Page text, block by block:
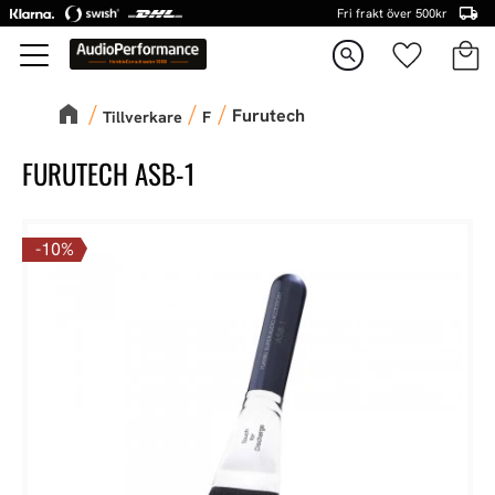
Meny
Fri frakt över 500kr
search Favoriter
Tillverkare F Furutech
FURUTECH ASB-1
10%